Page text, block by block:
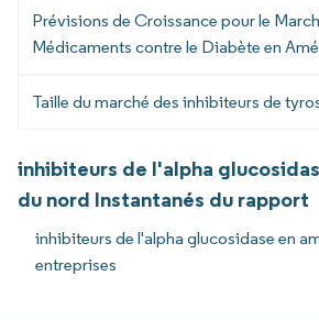
Prévisions de Croissance pour le
Médicaments contre le Diabète en
Taille du marché des inhibiteurs de
inhibiteurs de l'alpha
du nord Instantanés du rapport
inhibiteurs de l'alpha glucosidase en
entreprises